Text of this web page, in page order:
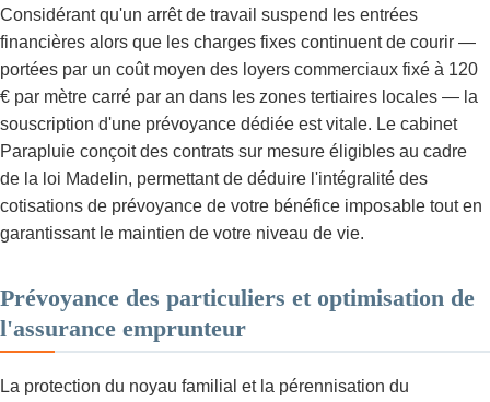
Considérant qu'un arrêt de travail suspend les entrées
financières alors que les charges fixes continuent de courir —
portées par un coût moyen des loyers commerciaux fixé à 120
€ par mètre carré par an dans les zones tertiaires locales — la
souscription d'une prévoyance dédiée est vitale. Le cabinet
Parapluie conçoit des contrats sur mesure éligibles au cadre
de la loi Madelin, permettant de déduire l'intégralité des
cotisations de prévoyance de votre bénéfice imposable tout en
garantissant le maintien de votre niveau de vie.
Prévoyance des particuliers et optimisation de
l'assurance emprunteur
La protection du noyau familial et la pérennisation du